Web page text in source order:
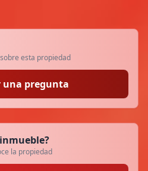
esta propiedad
una pregunta
la propiedad